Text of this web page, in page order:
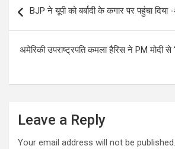
navigation
BJP ने यूपी को बर्बादी के कगार पर पहुंचा
अमेरिकी उपराष्ट्रपति कमला हैरिस ने PM मोदी
Leave a Reply
Your email address will not be published.